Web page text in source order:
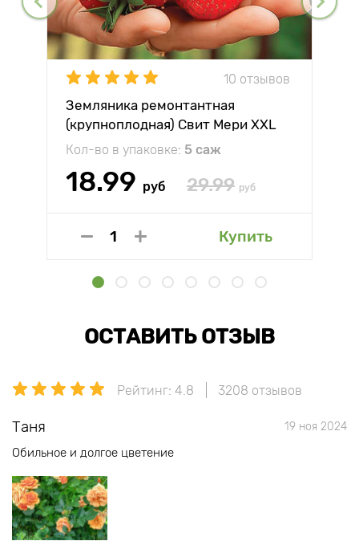
10 отзывов
Земляника ремонтантная
(крупноплодная) Свит Мери XXL
Кол-во в упаковке: 5 саж
18.99 руб 29.99 руб
Купить
ОСТАВИТЬ ОТЗЫВ
Рейтинг: 4.8 3208 отзывов
Таня 19 ноя 2024
Обильное и долгое цветение